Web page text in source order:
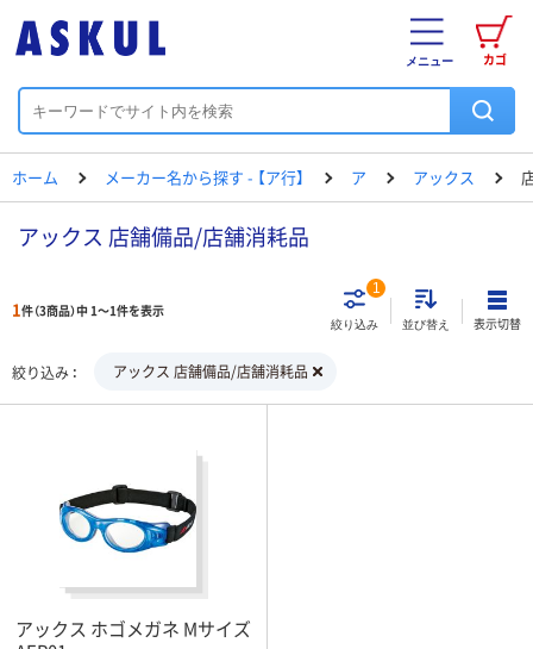
カゴ
メニュー
ホーム メーカー名から探す - 【ア行】 ア アックス
アックス 店舗備品/店舗消耗品
1件（3商品）中 1～1件を表示
絞り込み
1
並び替え 表示切替
絞り込み アックス 店舗備品/店舗消耗品
アックス ホゴメガネ Mサイズ